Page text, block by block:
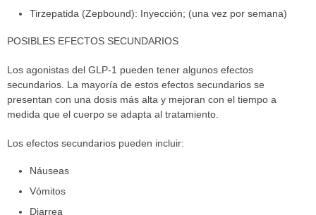
Tirzepatida (Zepbound): Inyección; (una vez por semana)
POSIBLES EFECTOS SECUNDARIOS
Los agonistas del GLP-1 pueden tener algunos efectos
secundarios. La mayoría de estos efectos secundarios se
presentan con una dosis más alta y mejoran con el tiempo a
medida que el cuerpo se adapta al tratamiento.
Los efectos secundarios pueden incluir:
Náuseas
Vómitos
Diarrea